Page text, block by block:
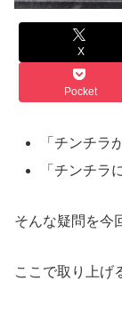
X
Pocket
「チンチラ
「チンチラ
そんな疑問を今
ここで取り上げ